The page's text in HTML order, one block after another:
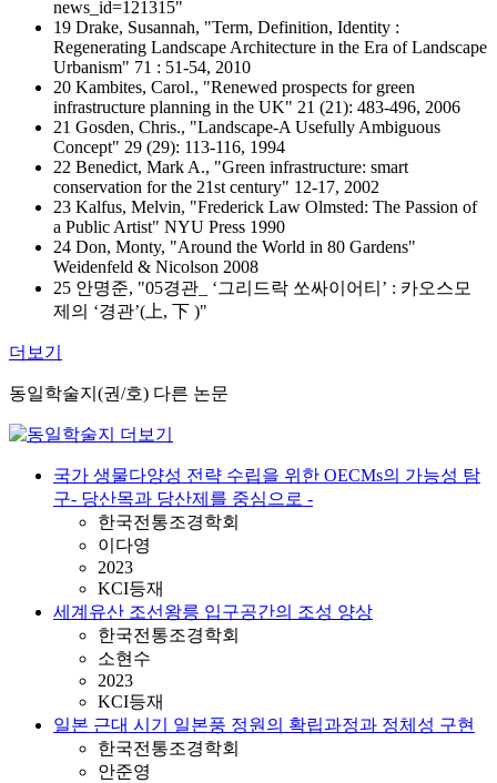
news_id=121315"
19 Drake, Susannah, "Term, Definition, Identity :
Regenerating Landscape Architecture in the Era of Landscape
Urbanism" 71 : 51-54, 2010
20 Kambites, Carol., "Renewed prospects for green
infrastructure planning in the UK" 21 (21): 483-496, 2006
21 Gosden, Chris., "Landscape-A Usefully Ambiguous
Concept" 29 (29): 113-116, 1994
22 Benedict, Mark A., "Green infrastructure: smart
conservation for the 21st century" 12-17, 2002
23 Kalfus, Melvin, "Frederick Law Olmsted: The Passion of
a Public Artist" NYU Press 1990
24 Don, Monty, "Around the World in 80 Gardens"
Weidenfeld & Nicolson 2008
25 안명준, "05경관_ ʻ그리드락 쏘싸이어티ʼ : 카오스모
제의 ʻ경관ʼ(上, 下 )"
더보기
동일학술지(권/호) 다른 논문
국가 생물다양성 전략 수립을 위한 OECMs의 가능성 탐
구- 당산목과 당산제를 중심으로 -
한국전통조경학회
이다영
2023
KCI등재
세계유산 조선왕릉 입구공간의 조성 양상
한국전통조경학회
소현수
2023
KCI등재
일본 근대 시기 일본풍 정원의 확립과정과 정체성 구현
한국전통조경학회
안준영